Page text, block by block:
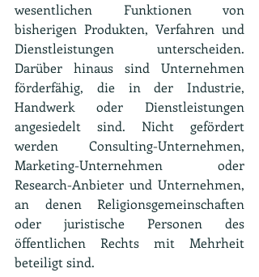
wesentlichen Funktionen von
bisherigen Produkten, Verfahren und
Dienstleistungen unterscheiden.
Darüber hinaus sind Unternehmen
förderfähig, die in der Industrie,
Handwerk oder Dienstleistungen
angesiedelt sind. Nicht gefördert
werden Consulting-Unternehmen,
Marketing-Unternehmen oder
Research-Anbieter und Unternehmen,
an denen Religionsgemeinschaften
oder juristische Personen des
öffentlichen Rechts mit Mehrheit
beteiligt sind.